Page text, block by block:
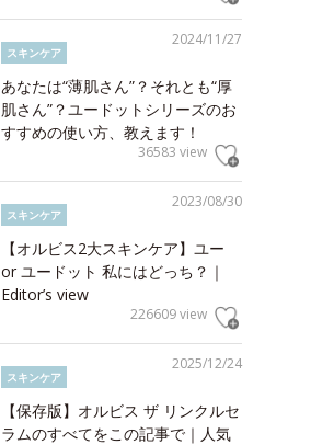
2024/11/27
スキンケア
あなたは“薄肌さん”？それとも“厚
肌さん”？ユードットシリーズのお
すすめの使い方、教えます！
36583 view
2023/08/30
スキンケア
【オルビス2大スキンケア】ユー
or ユードット 私にはどっち？｜
Editor’s view
226609 view
2025/12/24
スキンケア
【保存版】オルビス ザ リンクルセ
ラムのすべてをこの記事で｜人気